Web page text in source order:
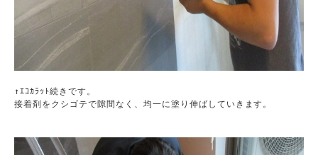
↑ｴｺｶﾗｯﾄ続きです。
接着剤をクシゴテで隙間なく、均一に塗り伸ばしていきます。